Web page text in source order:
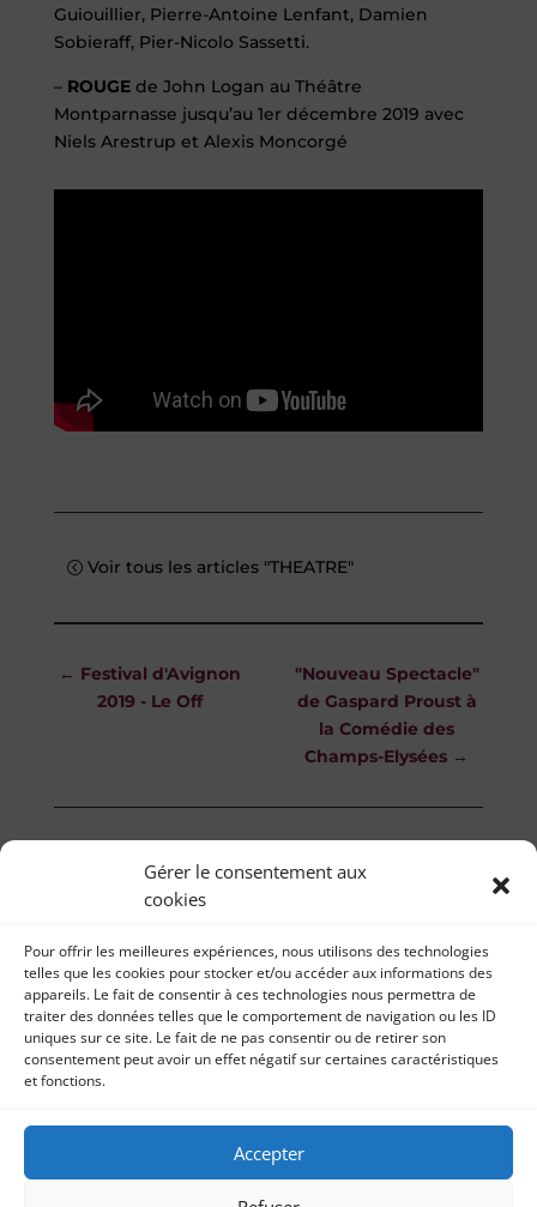
Gérer le consentement aux
cookies
Pour offrir les meilleures expériences, nous utilisons des technologies
telles que les cookies pour stocker et/ou accéder aux informations des
appareils. Le fait de consentir à ces technologies nous permettra de
traiter des données telles que le comportement de navigation ou les ID
uniques sur ce site. Le fait de ne pas consentir ou de retirer son
consentement peut avoir un effet négatif sur certaines caractéristiques
et fonctions.
Accepter
Guiouillier, Pierre-Antoine Lenfant, Damien
Sobieraff, Pier-Nicolo Sassetti.
– ROUGEde John Logan au Théâtre
Montparnasse jusqu’au 1er décembre 2019 avec
Niels Arestrup et Alexis Moncorgé
Voir tous les articles "THEATRE"
← Festival d'Avignon
2019 - Le Off
"Nouveau Spectacle"
de Gaspard Proust à
la Comédie des
Champs-Elysées →
Mentions légales | Réalisation